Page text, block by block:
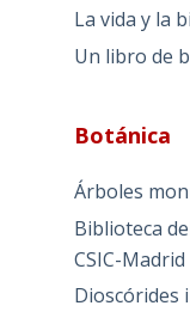
La vida y la
Un libro de
Botánica
Árboles
Biblioteca
CSIC-Madrid
Dioscórides